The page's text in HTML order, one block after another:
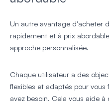
Un autre avantage d'acheter
rapidement et à prix
approche personnalisée.
Chaque utilisateur a des
flexibles et adaptés pour
avez besoin. Cela vous aide